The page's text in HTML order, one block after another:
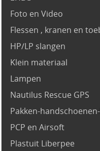
Foto en Video
Flessen , kranen en
HP/LP slangen
Klein materiaal
Lampen
Nautilus Rescue GPS
Pakken-
PCP en Airsoft
Plastuit Liberpee